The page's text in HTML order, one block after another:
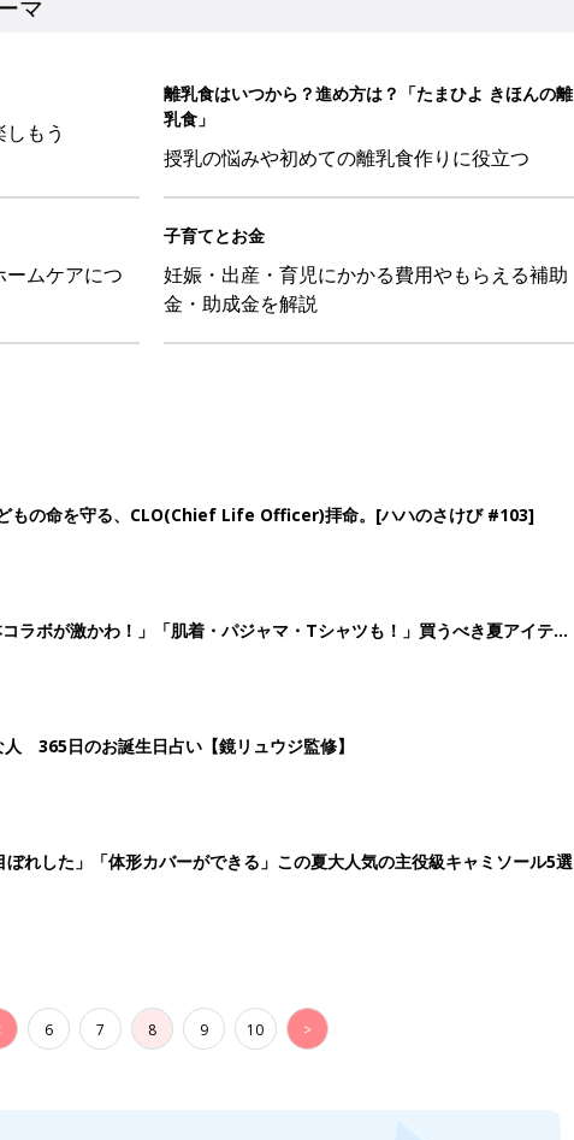
マ
もう
離乳食はいつから？進め方は？「たまひよ きほんの離
乳食」
授乳の悩みや初めての離乳食作りに役立つ
ムケアにつ
子育てとお金
妊娠・出産・育児にかかる費用やもらえる補助
金・助成金を解説
もの命を守る、CLO(Chief Life Officer)拝命。[ハハのさけび #103]
ラボが激かわ！」「肌着・パジャマ・Tシャツも！」買うべき夏アイテム
365日のお誕生日占い【鏡リュウジ監修】
れした」「体形カバーができる」この夏大人気の主役級キャミソール5選
6 7 8 9 10 >